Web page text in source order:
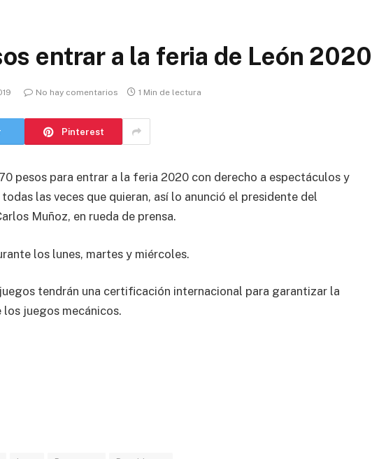
entrar a la feria de León 2020
No hay comentarios 1 Min de lectura
Pinterest
pesos para entrar a la feria 2020 con derecho a espectáculos y
las veces que quieran, así lo anunció el presidente del
Muñoz, en rueda de prensa.
los lunes, martes y miércoles.
tendrán una certificación internacional para garantizar la
juegos mecánicos.